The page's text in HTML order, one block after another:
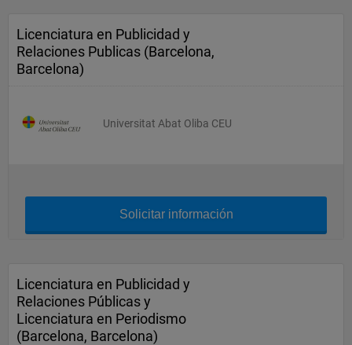
Licenciatura en Publicidad y
Relaciones Publicas (Barcelona,
Barcelona)
Universitat Abat Oliba CEU
Solicitar información
Licenciatura en Publicidad y
Relaciones Públicas y
Licenciatura en Periodismo
(Barcelona, Barcelona)